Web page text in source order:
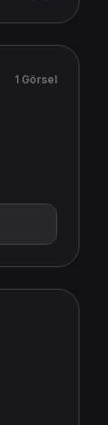
1 Görsel